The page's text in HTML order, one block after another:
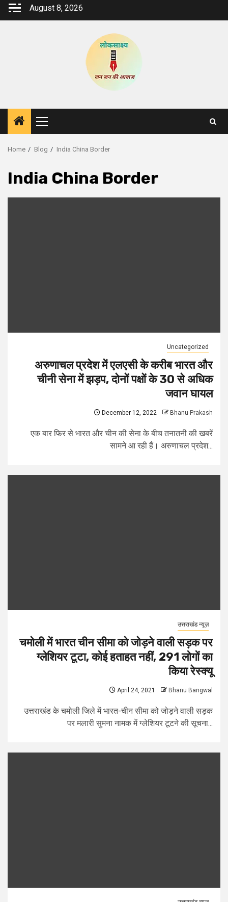
Skip
August 8, 2026
Primary
Menu
Home Blog India China Border
India China Border
Uncategorized
अरुणाचल प्रदेश में एलएसी के करीब भारत और
चीनी सेना में झड़प, दोनों पक्षों के 30 से अधिक
जवान घायल
December 12, 2022 Bhanu Prakash
एक बार फिर से भारत और चीन की सेना के बीच तनातनी की खबरें
सामने आ रही हैं। अरुणाचल प्रदेश...
उत्तराखंड न्यूज़
चमोली में भारत चीन सीमा को जोड़ने वाली सड़क पर
ग्लेशियर टूटा, कोई हताहत नहीं, 291 लोगों का
किया रेस्क्यू
April 24, 2021 Bhanu Bangwal
उत्तराखंड के चमोली जिले में भारत-चीन सीमा को जोड़ने वाली सड़क
पर मलारी सुमना नामक में ग्लेशियर टूटने की सूचना...